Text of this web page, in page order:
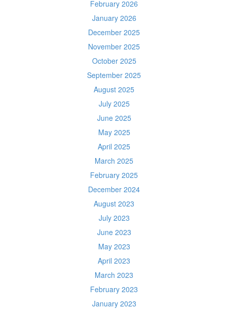
February 2026
January 2026
December 2025
November 2025
October 2025
September 2025
August 2025
July 2025
June 2025
May 2025
April 2025
March 2025
February 2025
December 2024
August 2023
July 2023
June 2023
May 2023
April 2023
March 2023
February 2023
January 2023